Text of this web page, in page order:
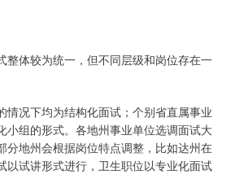
整体较为统一，但不同层级和岗位存在一
情况下均为结构化面试；个别省直属事业
小组的形式。各地州事业单位选调面试大
分地州会根据岗位特点调整，比如达州在
以试讲形式进行，卫生职位以专业化面试